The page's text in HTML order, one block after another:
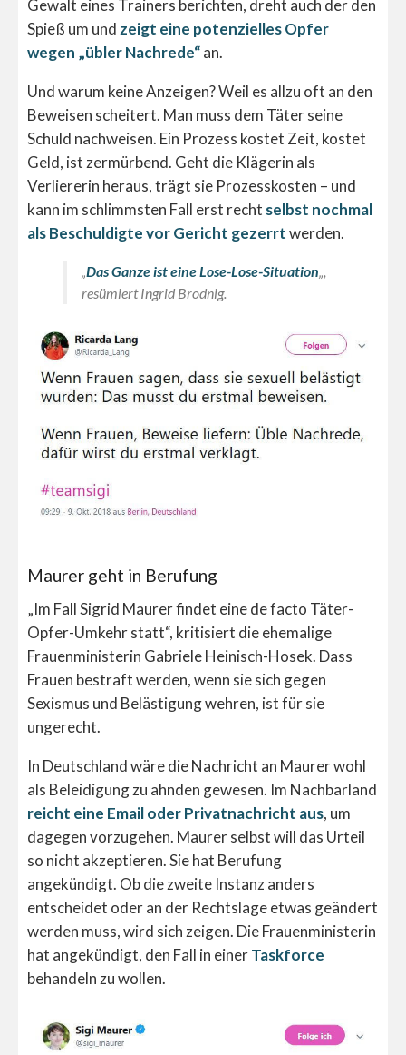
Gewalt eines Trainers berichten, dreht auch der den
Spieß um undzeigt eine potenzielles Opfer
wegen „übler Nachrede“an.
Und warum keine Anzeigen? Weil es allzu oft an den
Beweisen scheitert. Man muss dem Täter seine
Schuld nachweisen. Ein Prozess kostet Zeit, kostet
Geld, ist zermürbend. Geht die Klägerin als
Verliererin heraus, trägt sie Prozesskosten – und
kann im schlimmsten Fall erst recht selbst nochmal
als Beschuldigte vor Gericht gezerrtwerden.
„Das Ganze ist eine Lose-Lose-Situation„,
resümiert Ingrid Brodnig.
Maurer geht in Berufung
„Im Fall Sigrid Maurer findet eine de facto Täter-
Opfer-Umkehr statt“, kritisiert die ehemalige
Frauenministerin Gabriele Heinisch-Hosek. Dass
Frauen bestraft werden, wenn sie sich gegen
Sexismus und Belästigung wehren, ist für sie
ungerecht.
In Deutschland wäre die Nachricht an Maurer wohl
als Beleidigung zu ahnden gewesen. Im Nachbarland
reicht eine Email oder Privatnachricht aus, um
dagegen vorzugehen. Maurer selbst will das Urteil
so nicht akzeptieren. Sie hat Berufung
angekündigt. Ob die zweite Instanz anders
entscheidet oder an der Rechtslage etwas geändert
werden muss, wird sich zeigen. Die Frauenministerin
hat angekündigt, den Fall in einerTaskforce
behandeln zu wollen.